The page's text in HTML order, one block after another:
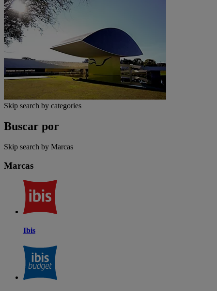
Skip search by categories
Buscar por
Skip search by Marcas
Marcas
Ibis